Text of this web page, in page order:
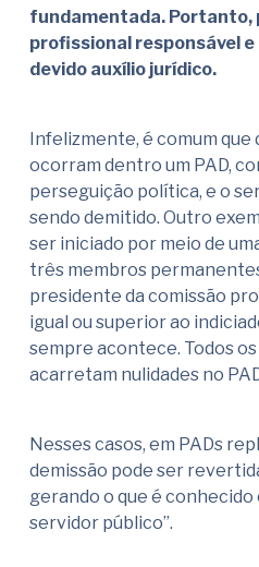
fundamentada. Portanto,
profissional responsável
devido auxílio jurídico.
Infelizmente, é comum
ocorram dentro um PAD,
perseguição política, e o
sendo demitido. Outro
ser iniciado por meio de
três membros
presidente da comissão
igual ou superior ao
sempre acontece. Todos
acarretam nulidades no
Nesses casos, em PADs
demissão pode ser
gerando o que é
servidor público”.